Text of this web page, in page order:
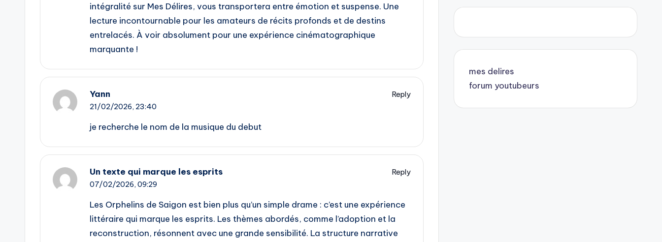
intégralité sur Mes Délires, vous transportera entre émotion et suspense. Une
lecture incontournable pour les amateurs de récits profonds et de destins
entrelacés. À voir absolument pour une expérience cinématographique
marquante !
Yann
Reply
21/02/2026, 23:40
je recherche le nom de la musique du debut
Un texte qui marque les esprits
Reply
07/02/2026, 09:29
Les Orphelins de Saigon est bien plus qu’un simple drame : c’est une expérience
littéraire qui marque les esprits. Les thèmes abordés, comme l’adoption et la
reconstruction, résonnent avec une grande sensibilité. La structure narrative
mes delires
forum youtubeurs